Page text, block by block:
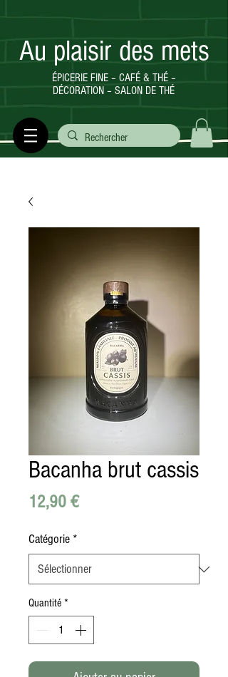
ÉPICERIE FINE – CAFÉ & THÉ –
DÉCORATION – SALON DE THÉ
Au plaisir des mets
Bacanha brut cassis
12,90 €Prix
Catégorie *
Quantité *